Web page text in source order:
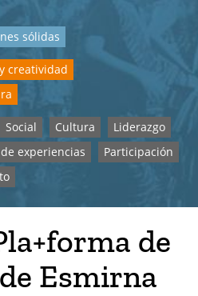
sólidas
creatividad
Social Cultura
Liderazgo
experiencias
Participación
de
Esmirna